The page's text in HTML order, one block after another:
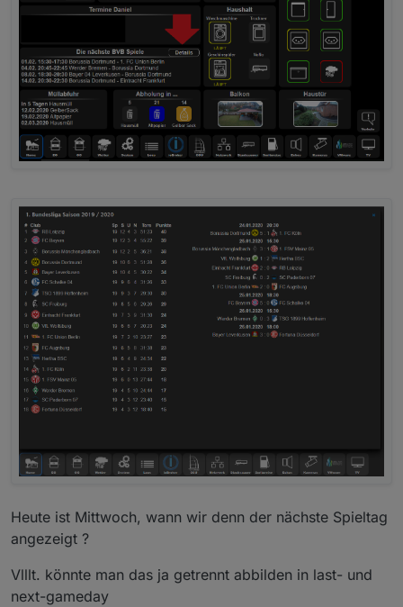
Heute ist Mittwoch, wann wir denn der nächste Spieltag
angezeigt ?
Vlllt. könnte man das ja getrennt abbilden in last- und
next-gameday